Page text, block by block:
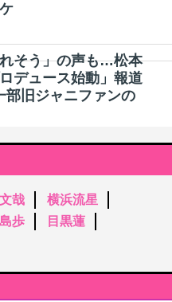
そう」の声も…松本
デュース始動」報道
部旧ジャニファンの
哉
横浜流星
歩
目黒蓮